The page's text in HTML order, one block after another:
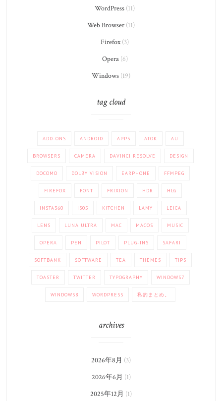
WordPress (11)
Web Browser (11)
Firefox(3)
Opera(6)
Windows (19)
tag cloud
ADD-ONS ANDROID APPS ATOK AU
BROWSERS CAMERA DAVINCI RESOLVE DESIGN
DOCOMO DOLBY VISION EARPHONE FFMPEG
FIREFOX FONT FRIXION HDR HLG
INSTA360 IS05 KITCHEN LAMY LEICA
LENS LUNA ULTRA MAC MACOS MUSIC
OPERA PEN PILOT PLUG-INS SAFARI
SOFTBANK SOFTWARE TEA THEMES TIPS
TOASTER TWITTER TYPOGRAPHY WINDOWS7
WINDOWS8 WORDPRESS 私的まとめ。
archives
2026年8月 (3)
2026年6月 (1)
2025年12月 (1)